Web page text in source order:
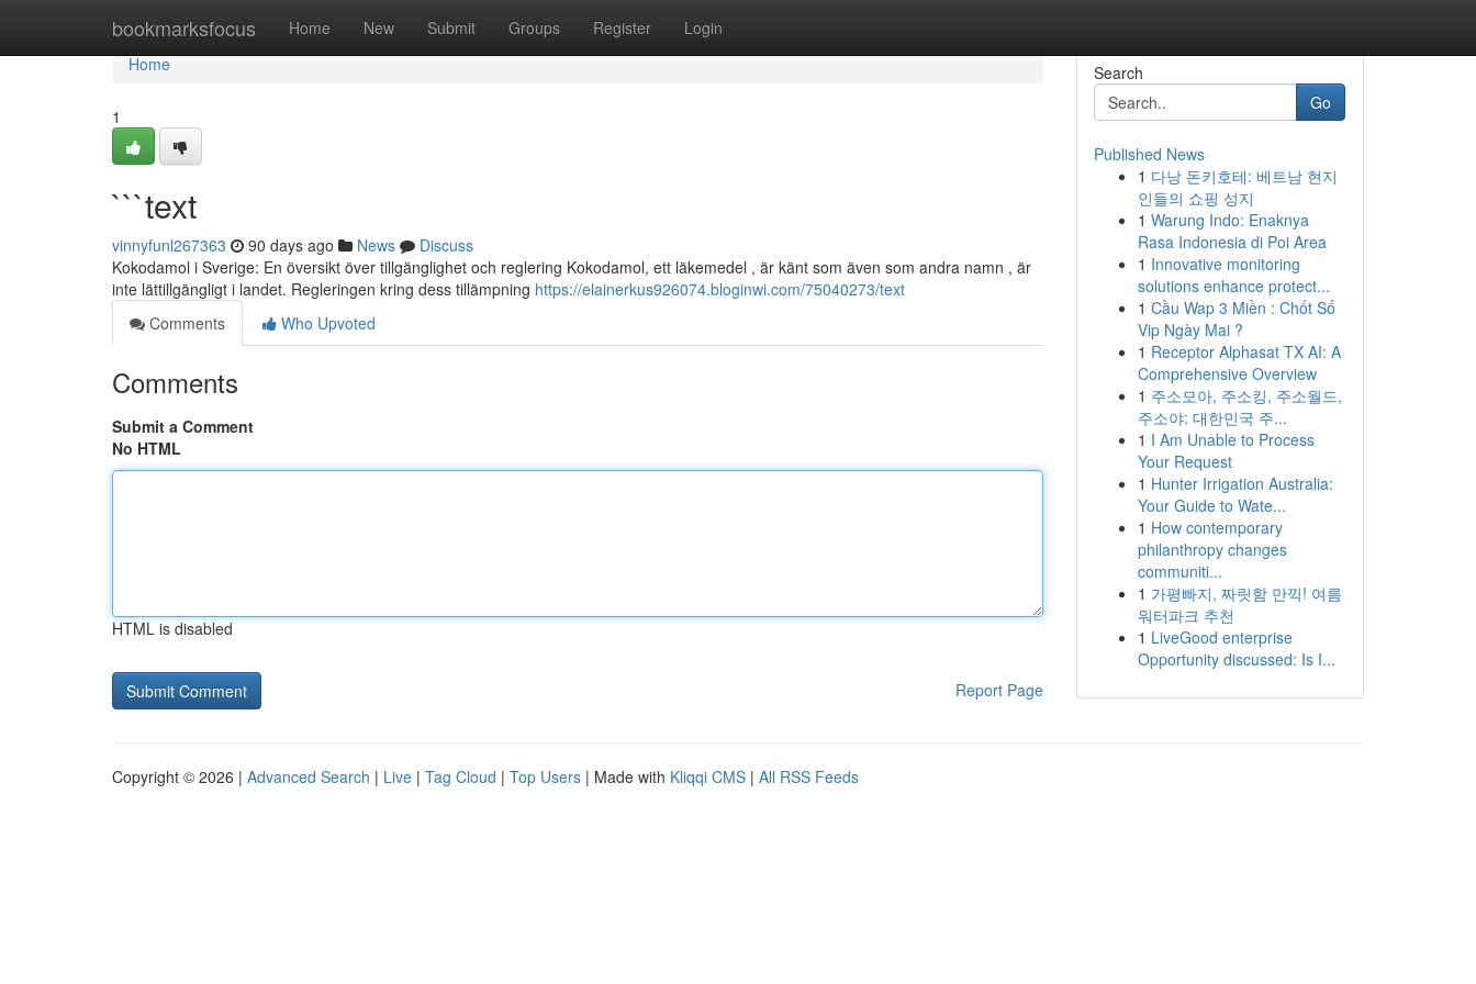
bookmarksfocus Home New Submit Groups Register Login
Home
Home
1
```text
vinnyfunl267363 90 days ago News
Discuss
Kokodamol i Sverige: En översikt över tillgänglighet och reglering Kokodamol, ett läkemedel , är känt som även som andra namn , är
inte lättillgängligt i landet. Regleringen kring dess tillämpning https://elainerkus926074.bloginwi.com/75040273/text
Comments
Who Upvoted
Comments
Submit a Comment
No HTML
HTML is disabled
Report Page
Search
Go
Published News
1 다낭 돈키호테: 베트남 현지
인들의 쇼핑 성지
1 Warung Indo: Enaknya
Rasa Indonesia di Poi Area
1 Innovative monitoring
solutions enhance protect...
1 Cầu Wap 3 Miền : Chốt Số
Vip Ngày Mai ?
1 Receptor Alphasat TX AI: A
Comprehensive Overview
1 주소모아, 주소킹, 주소월드,
주소야: 대한민국 주...
1 I Am Unable to Process
Your Request
1 Hunter Irrigation Australia:
Your Guide to Wate...
1 How contemporary
philanthropy changes
communiti...
1 가평빠지, 짜릿함 만끽! 여름
워터파크 추천
1 LiveGood enterprise
Opportunity discussed: Is I...
Copyright © 2026 | Advanced Search | Live | Tag Cloud | Top Users | Made with Kliqqi CMS | All RSS Feeds